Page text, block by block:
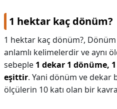
1 hektar kaç dönüm?
1 hektar kaç dönüm?,
anlamlı kelimelerdir ve aynı
sebeple 1 dekar 1 dönüme,
eşittir. Yani dönüm ve
ölçülerin 10 katı olan bir